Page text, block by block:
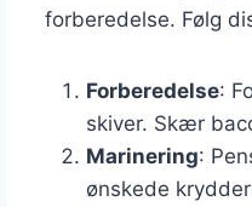
forberedelse. Følg
Forberedelse:
skiver. Skær
Marinering:
ønskede